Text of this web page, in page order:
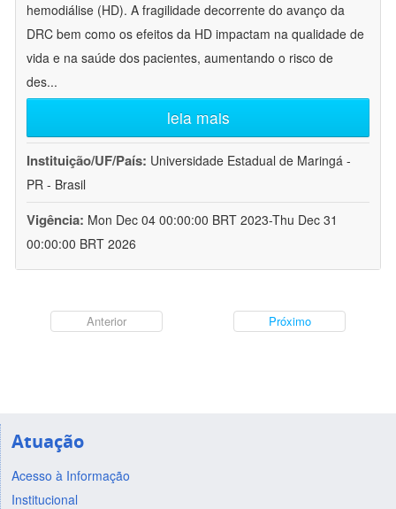
hemodiálise (HD). A fragilidade decorrente do avanço da
DRC bem como os efeitos da HD impactam na qualidade de
vida e na saúde dos pacientes, aumentando o risco de
des...
leia mais
Instituição/UF/País: Universidade Estadual de Maringá -
PR - Brasil
Vigência: Mon Dec 04 00:00:00 BRT 2023-Thu Dec 31
00:00:00 BRT 2026
Anterior Próximo
Atuação
Acesso à Informação
Institucional